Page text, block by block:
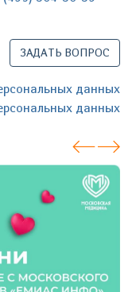
ЗАДАТЬ ВОПРОС
данных
данных